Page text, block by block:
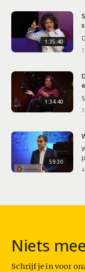
1:35:40
1:34:40
59:30
Niets
Schrijf je in voor